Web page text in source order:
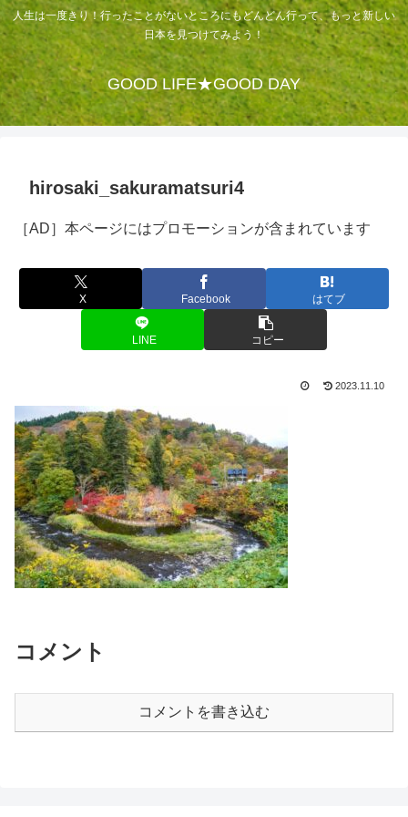
人生は一度きり！行ったことがないところにもどんどん行って、もっと新しい
日本を見つけてみよう！
GOOD LIFE★GOOD DAY
hirosaki_sakuramatsuri4
［AD］本ページにはプロモーションが含まれています
X Facebook はてブ
LINE コピー
2023.11.10
コメント
コメントを書き込む